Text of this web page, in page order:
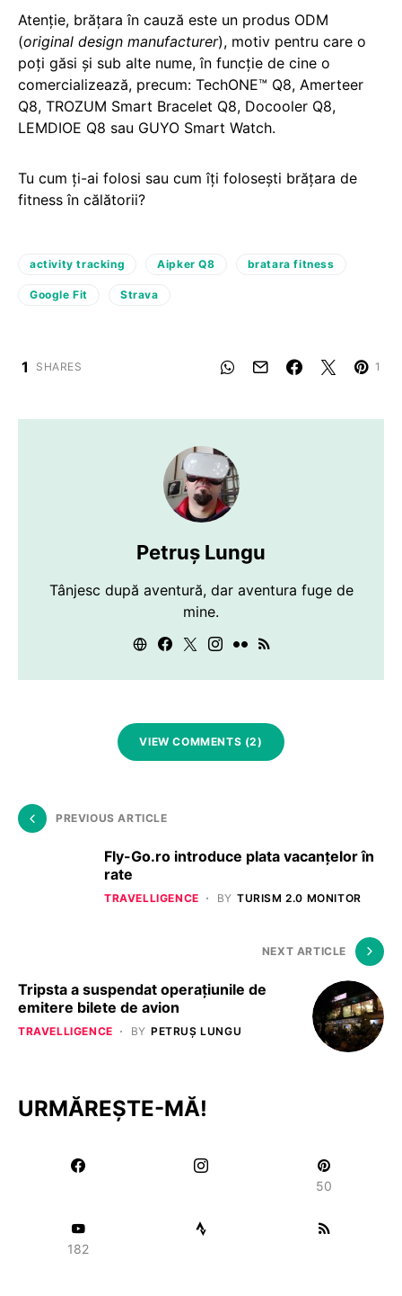
Atenție, brățara în cauză este un produs ODM
(original design manufacturer), motiv pentru care o
poți găsi și sub alte nume, în funcție de cine o
comercializează, precum: TechONE™ Q8, Amerteer
Q8, TROZUM Smart Bracelet Q8, Docooler Q8,
LEMDIOE Q8 sau GUYO Smart Watch.
Tu cum ți-ai folosi sau cum îți folosești brățara de
fitness în călătorii?
activity tracking Aipker Q8 bratara fitness
Google Fit Strava
1 SHARES 1
Petruș Lungu
Tânjesc după aventură, dar aventura fuge de
mine.
VIEW COMMENTS (2)
PREVIOUS ARTICLE
Fly-Go.ro introduce plata vacanțelor în
rate
TRAVELLIGENCE BY TURISM 2.0 MONITOR
NEXT ARTICLE
Tripsta a suspendat operațiunile de
emitere bilete de avion
TRAVELLIGENCE BY PETRUȘ LUNGU
URMĂREȘTE-MĂ!
50
182